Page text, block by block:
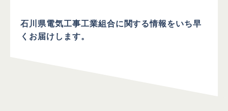
石川県電気工事工業組合に関する情報をいち早
くお届けします。